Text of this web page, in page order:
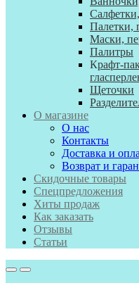
Палетки,
Маски,
Палитры
Крафт-
Щеточки
О магазине
О нас
Контакты
Доставка и
Возврат и
Скидочные товары
Спецпредложения
Хиты продаж
Как заказать
Отзывы
Статьи